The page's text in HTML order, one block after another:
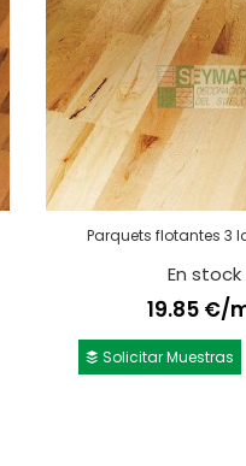
Parquets flotantes 3
En stock
19.85 €/
Solicitar Muestras